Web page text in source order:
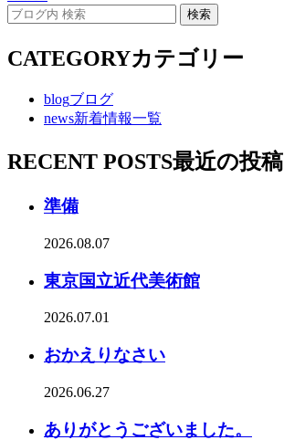
CATEGORYカテゴリー
blogブログ
news新着情報一覧
RECENT POSTS最近の投稿
準備
2026.08.07
東京国立近代美術館
2026.07.01
おかえりなさい
2026.06.27
ありがとうございました。